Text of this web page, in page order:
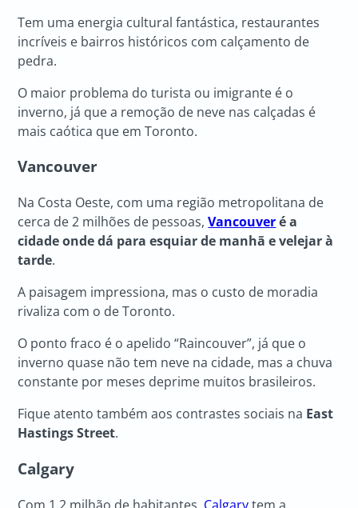
Tem uma energia cultural fantástica, restaurantes
incríveis e bairros históricos com calçamento de
pedra.
O maior problema do turista ou imigrante é o
inverno, já que a remoção de neve nas calçadas é
mais caótica que em Toronto.
Vancouver
Na Costa Oeste, com uma região metropolitana de
cerca de 2 milhões de pessoas,Vancouveré a
cidade onde dá para esquiar de manhã e velejar à
tarde.
A paisagem impressiona, mas o custo de moradia
rivaliza com o de Toronto.
O ponto fraco é o apelido “Raincouver”, já que o
inverno quase não tem neve na cidade, mas a chuva
constante por meses deprime muitos brasileiros.
Fique atento também aos contrastes sociais na East
Hastings Street.
Calgary
Com 1,2 milhão de habitantes, Calgarytem a